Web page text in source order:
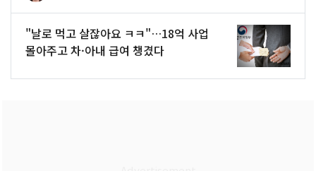
"날로 먹고 살잖아요 ㅋㅋ"…18억 사업
몰아주고 차·아내 급여 챙겼다